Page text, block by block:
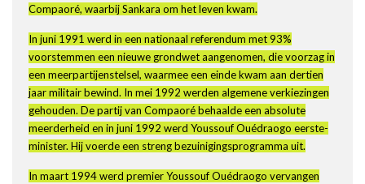
Compaoré, waarbij Sankara om het leven kwam.
In juni 1991 werd in een nationaal referendum met 93%
voorstemmen een nieuwe grondwet aangenomen, die voorzag in
een meerpartijenstelsel, waarmee een einde kwam aan dertien
jaar militair bewind. In mei 1992 werden algemene verkiezingen
gehouden. De partij van Compaoré behaalde een absolute
meerderheid en in juni 1992 werd Youssouf Ouédraogo eerste-
minister. Hij voerde een streng bezuinigingsprogramma uit.
In maart 1994 werd premier Youssouf Ouédraogo vervangen